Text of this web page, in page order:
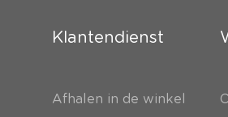
Klantendienst
Afhalen in de winkel